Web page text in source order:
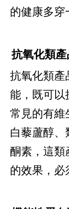
的健康多穿
抗氧化類產
抗氧化類產
能，既可以
常見的有維
白藜蘆醇、
酮素，這類
的效果，必